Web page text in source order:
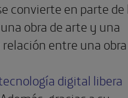
convierte en parte de
obra de arte y una
entre una obra
digital libera